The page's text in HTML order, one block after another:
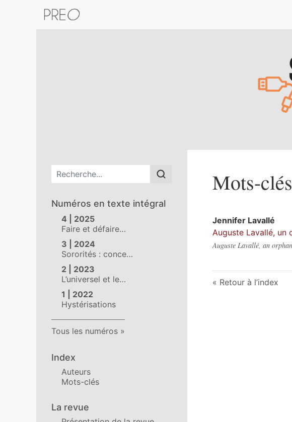
Menu principal
Numéros en texte intégral
4 | 2025
Faire et défaire…
3 | 2024
Sororités : conce…
2 | 2023
L’universel et le…
1 | 2022
Hystérisations
Tous les numéros
Index
Auteurs
Mots-clés
La revue
Mots-
Jennifer Lavallé
Auguste Lavallé, un
Auguste Lavallé, an
Retour à l’index